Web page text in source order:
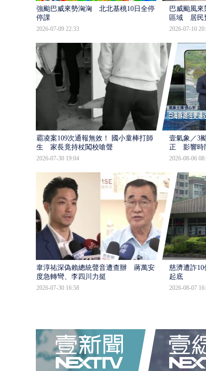
強颱巴威來勢洶洶 北北基桃10日全停班
停課
2026-07-09 22:33
巴威颱風來
區域 居民
2026-07-10
霸凌案109次通報無效！ 國小童棒打師
生 家長竟持杖闖校嗆聲
2026-07-30 19:04
壹氣象／3
正 影響時
2026-08-06
韋淳祐深偽賴總統聲音遭查辦 蔣萬安態
度急轉彎、李四川力挺
2026-07-30 16:58
慈濟遭詐10
起底
2026-08-07